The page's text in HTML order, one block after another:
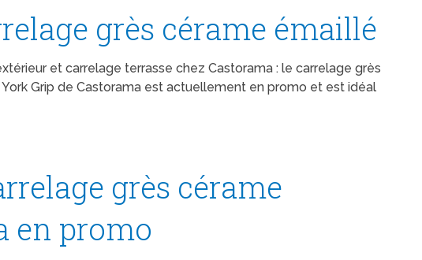
grès cérame émaillé
et carrelage terrasse chez Castorama : le carrelage grès
Grip de Castorama est actuellement en promo et est idéal
grès cérame
en promo